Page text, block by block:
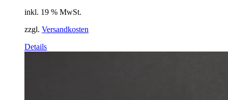
inkl. 19 % MwSt.
zzgl. Versandkosten
Details